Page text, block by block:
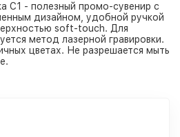
C1 - полезный промо-сувенир с
дизайном, удобной ручкой
soft-touch. Для
метод лазерной гравировки.
цветах. Не разрешается мыть